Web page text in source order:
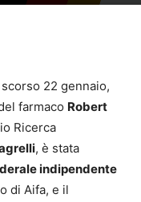
22 gennaio,
farmaco Robert
Ricerca
, è stata
indipendente
di Aifa, e il